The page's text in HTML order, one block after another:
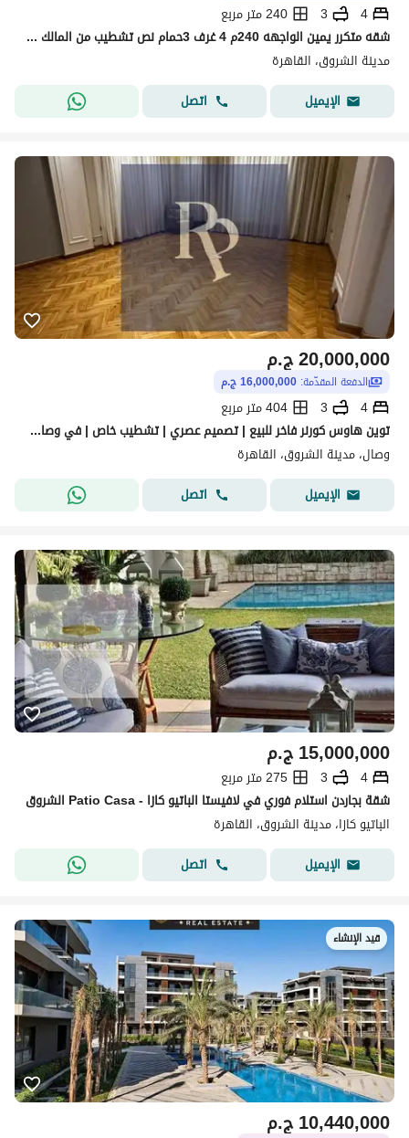
4
3
240 متر مربع
شقه متكرر يمين الواجهه 240م 4 غرف 3حمام نص تشطيب من المالك مباشر30ثانيه لطريق الشباب خطوات لنادي جرين هيلز خطوات لمول تاون سنتر
مدينة الشروق، القاهرة
الإيميل
اتصل
ج.م20,000,000
الدفعة المقدّمة: 16,000,000 ج.م
4
3
404 متر مربع
توين هاوس كورنر فاخر للبيع | تصميم عصري | تشطيب خاص | في وصال فيوز أمام مدينتي بالقرب من كمبوند سراي.
وصال، مدينة الشروق، القاهرة
الإيميل
اتصل
ج.م15,000,000
4
3
275 متر مربع
شقة بجاردن استلام فوري في لافيستا الباتيو كازا - Patio Casa الشروق
الباتيو كازا، مدينة الشروق، القاهرة
الإيميل
اتصل
قيد الإنشاء
ج.م10,440,000